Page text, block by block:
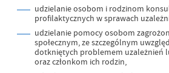
udzielanie osobom i rodzinom
profilaktycznych w sprawach
udzielanie pomocy osobom
społecznym, ze szczególnym
dotkniętych problemem uzależnień
oraz członkom ich rodzin,